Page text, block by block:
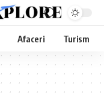
Afaceri Turism